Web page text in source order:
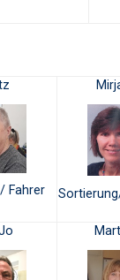
Fahrer